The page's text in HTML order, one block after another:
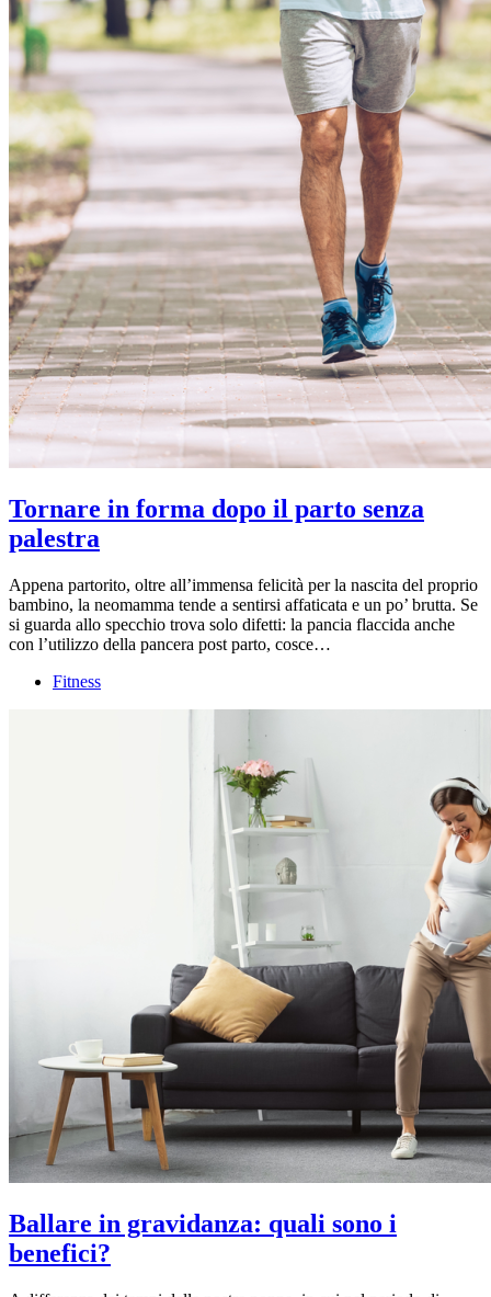
Tornare in forma dopo il parto senza
palestra
Appena partorito, oltre all’immensa felicità per la nascita del proprio
bambino, la neomamma tende a sentirsi affaticata e un po’ brutta. Se
si guarda allo specchio trova solo difetti: la pancia flaccida anche
con l’utilizzo della pancera post parto, cosce…
Fitness
Ballare in gravidanza: quali sono i
benefici?